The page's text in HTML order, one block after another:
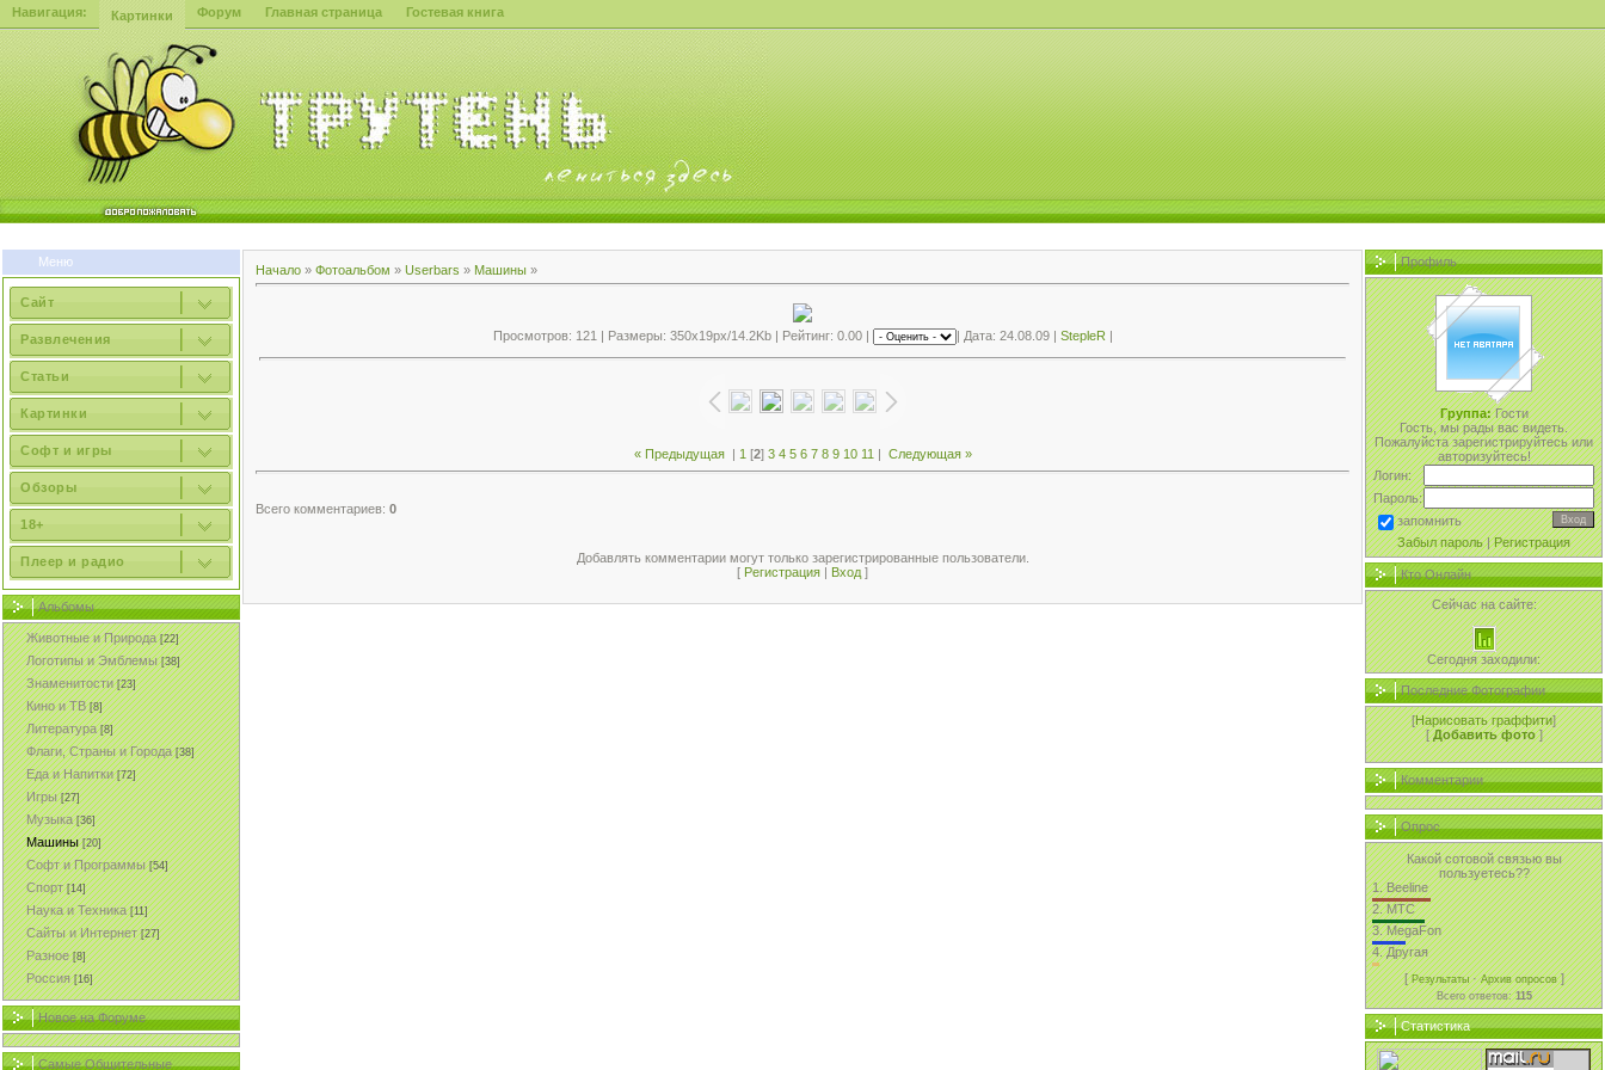
Навигация: Картинки Форум Главная страница Гостевая книга
Меню
Сайт
Развлечения
Статьи
Картинки
Софт и игры
Обзоры
18+
Плеер и радио
Альбомы
Животные и Природа [22]
Логотипы и Эмблемы [38]
Знаменитости [23]
Кино и ТВ [8]
Литература [8]
Флаги, Страны и Города [38]
Еда и Напитки [72]
Игры [27]
Музыка [36]
Машины [20]
Софт и Программы [54]
Спорт [14]
Наука и Техника [11]
Сайты и Интернет [27]
Разное [8]
Россия [16]
Новое на Форуме
Самые Общительные
Начало » Фотоальбом » Userbars » Машины »
Просмотров: 121 | Размеры: 350x19px/14.2Kb | Рейтинг: 0.00 | | Дата: 24.08.09 | StepleR |
« Предыдущая| 1 [2] 3 4 5 6 7 8 9 10 11 | Следующая »
Всего комментариев: 0
Добавлять комментарии могут только зарегистрированные пользователи.
[ Регистрация Вход ]
Профиль
Группа:Гости
Гость, мы рады вас видеть.
Пожалуйста зарегистрируйтесь или
авторизуйтесь!
Логин:
Пароль:
запомнить
Забыл пароль|Регистрация
Кто Онлайн
Сейчас на сайте:
Сегодня заходили:
Последние Фотографии
[Нарисовать граффити]
[Добавить фото ]
Комментарии
Опрос
Какой сотовой связью вы
пользуетесь??
1.Beeline
2.MTC
3.MegaFon
4.Другая
[Результаты·Архив опросов]
Всего ответов:115
Статистика